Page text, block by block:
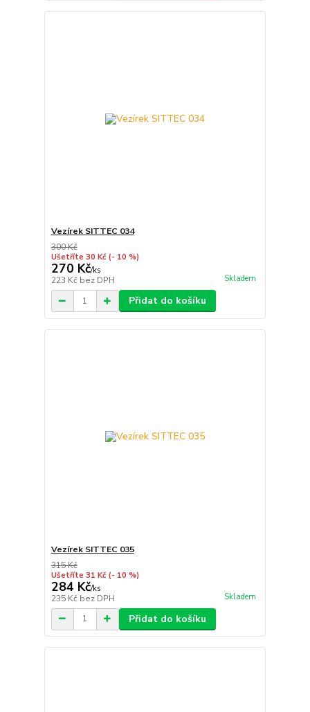
Vezírek SITTEC 034
300 Kč
Ušetříte 30 Kč (- 10 %)
270 Kč/ks
223 Kč bez DPH Skladem
Přidat do košíku
Vezírek SITTEC 035
315 Kč
Ušetříte 31 Kč (- 10 %)
284 Kč/ks
235 Kč bez DPH Skladem
Přidat do košíku